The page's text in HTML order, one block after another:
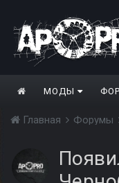
МОДЫ
Главная Форумы